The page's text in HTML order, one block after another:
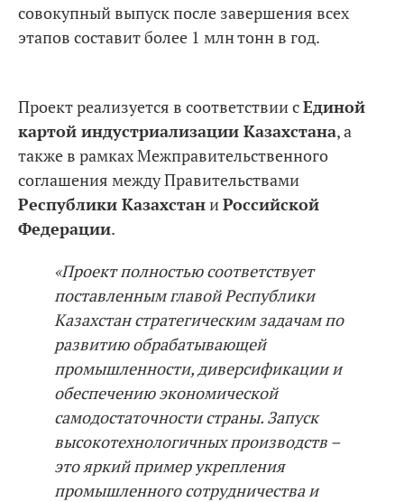
совокупный выпуск после завершения всех
этапов составит более 1 млн тонн в год.
Проект реализуется в соответствии сЕдиной
картой индустриализации Казахстана, а
также в рамках Межправительственного
соглашения между Правительствами
Рeспублики КазахстаниРоссийской
Федерации.
«Проект полностью соответствует
поставленным главой Рeспублики
Казахстан стратегическим задачам по
развитию обрабатывающей
промышленности, диверсификации и
обеспечению экономической
самодостаточности страны. Запуск
высокотехнологичных производств –
это яркий пример укрепления
промышленного сотрудничества и